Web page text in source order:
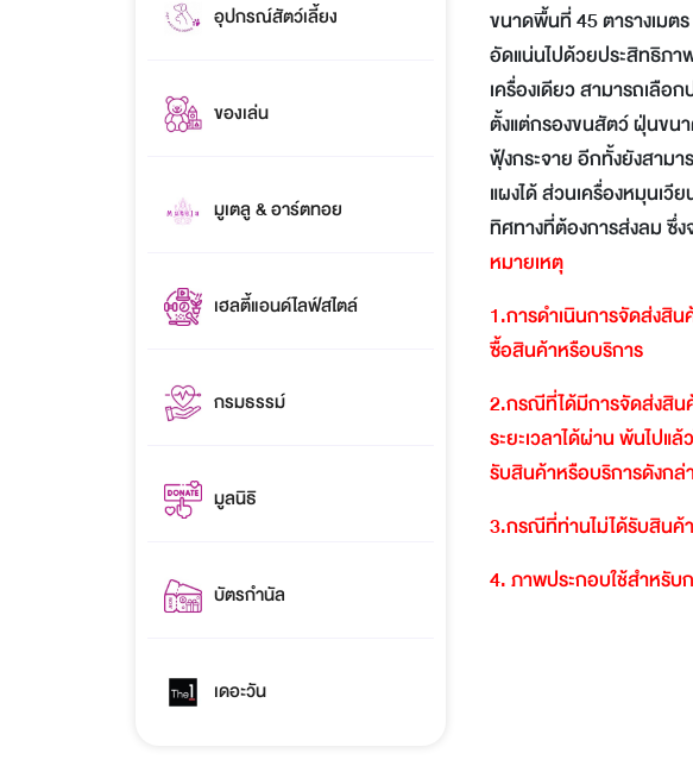
อุปกรณ์สัตว์เลี้ยง
ของเล่น
มูเตลู & อาร์ตทอย
เฮลตี้แอนด์ไลฟ์สไตล์
กรมธรรม์
มูลนิธิ
บัตรกำนัล
เดอะวัน
ขนาดพื้นที่ 45 ตารางเมตร
อัดแน่นไปด้วยประสิทธิภา
เครื่องเดียว สามารถเลือ
ตั้งแต่กรองขนสัตว์ ฝุ่นขน
ฟุ้งกระจาย อีกทั้งยังสาม
แผงได้ ส่วนเครื่องหมุนเวี
ทิศทางที่ต้องการส่งลม ซึ่
หมายเหตุ
1.การดำเนินการจัดส่งสิน
ซื้อสินค้าหรือบริการ
2.กรณีที่ได้มีการจัดส่งสิน
ระยะเวลาได้ผ่านพ้นไปแล้
รับสินค้าหรือบริการดังก
3.กรณีที่ท่านไม่ได้รับสินค้
4.ภาพประกอบใช้สำหรับ